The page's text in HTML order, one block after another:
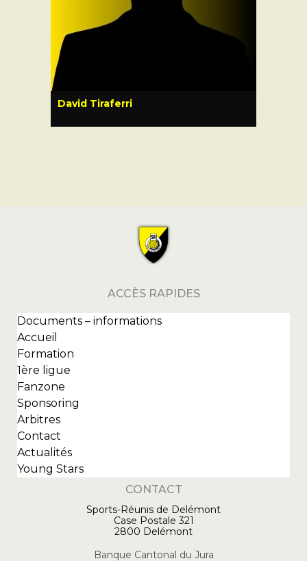
David Tiraferri
ACCÈS RAPIDES
Documents – informations
Accueil
Formation
1ère ligue
Fanzone
Sponsoring
Arbitres
Contact
Actualités
Young Stars
CONTACT
Sports-Réunis de Delémont
Case Postale 321
2800 Delémont
Banque Cantonal du Jura